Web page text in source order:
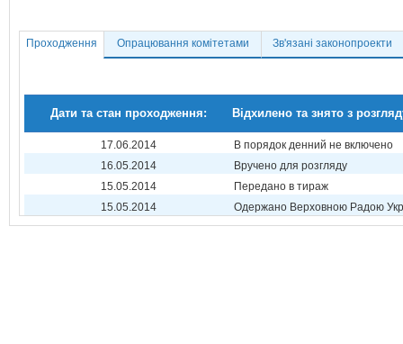
Проходження Опрацювання комітетами Зв'язані законопроекти
Дати та стан проходження: Відхилено та знято з
17.06.2014
В порядок денний не включено
16.05.2014
Вручено для розгляду
15.05.2014
Передано в тираж
15.05.2014
Одержано Верховною Радою